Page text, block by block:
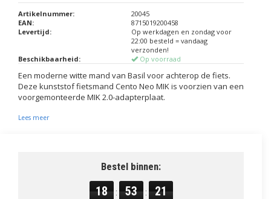
Artikelnummer:
20045
EAN:
8715019200458
Levertijd:
Op werkdagen en zondag voor
22:00 besteld = vandaag
verzonden!
Beschikbaarheid:
Op voorraad
Een moderne witte mand van Basil voor achterop de fiets.
Deze kunststof fietsmand Cento Neo MIK is voorzien van een
voorgemonteerde MIK 2.0-adapterplaat.
Lees meer
Bestel binnen:
18 : 53 : 20